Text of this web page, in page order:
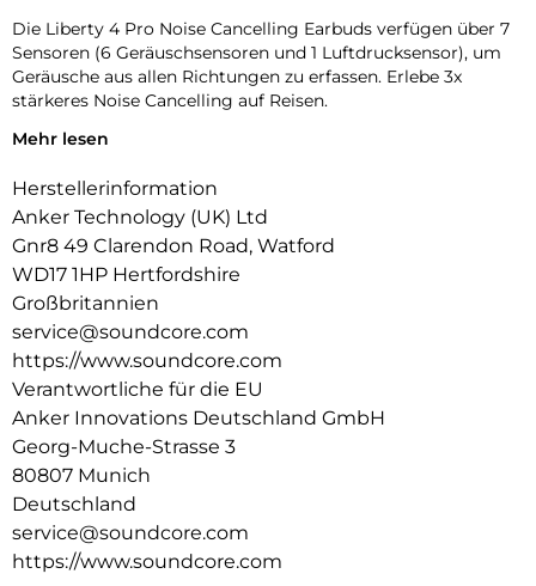
Die Liberty 4 Pro Noise Cancelling Earbuds verfügen über 7
Sensoren (6 Geräuschsensoren und 1 Luftdrucksensor), um
Geräusche aus allen Richtungen zu erfassen. Erlebe 3x
stärkeres Noise Cancelling auf Reisen.
Diese kabellosen Noise Cancelling Kopfhörer passen sich alle
an und sorgen so rund um die Uhr für eine optimale,
nahtlose Geräuschunterdrückung.
Mit verbesserter ACAA-Akustik, einem 10,5mm Tieftöner,
einem titanbeschichteten Hochtöner und einer digitalen
Frequenzweiche für maximale Treiberleistung. Erlebe mit
deinen neuen kabellosen Bluetooth Kopfhörern klaren,
kräftigen und nuancenreichen Klang.
Die Liberty 4 Pro Earbuds mit Noise Cancelling laden 2×
schneller als die Vorgängermodelle mit einem 5C-Akku.
Schon 5 Min. Laden bieten 4 Std. Spielzeit. Einmal laden
reicht für 10 Std. Musikgenuss; für 40 Std. mit dem Case.
Mit einem Algorithmus zur Geräuschunterdrückung und 6
Mikrofonen sorgen diese kabellosen Noise Cancelling
Kopfhörer für klare Gespräche, egal wo du bist. Außerdem
werden Windgeräuschen für eine störungsfreie
Mehr lesen
Herstellerinformation
Anker Technology (UK) Ltd
Gnr8 49 Clarendon Road, Watford
WD17 1HP Hertfordshire
Großbritannien
service@soundcore.com
https://www.soundcore.com
Verantwortliche für die EU
Anker Innovations Deutschland GmbH
Georg-Muche-Strasse 3
80807 Munich
Deutschland
service@soundcore.com
https://www.soundcore.com